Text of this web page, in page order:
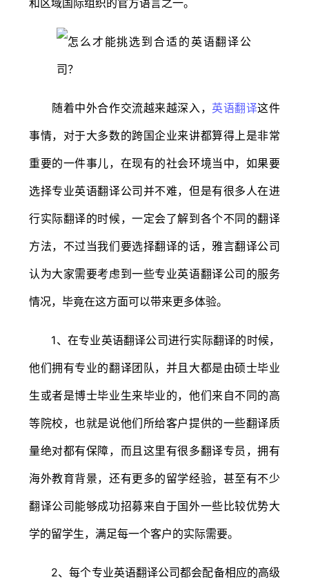
随着中外合作交流越来越深入， 英语翻译这件
事情，对于大多数的跨国企业来讲都算得上是非常
重要的一件事儿，在现有的社会环境当中，如果要
选择专业英语翻译公司并不难，但是有很多人在进
行实际翻译的时候，一定会了解到各个不同的翻译
方法，不过当我们要选择翻译的话，雅言翻译公司
认为大家需要考虑到一些专业英语翻译公司的服务
情况，毕竟在这方面可以带来更多体验。
1、在专业英语翻译公司进行实际翻译的时候，
他们拥有专业的翻译团队，并且大都是由硕士毕业
生或者是博士毕业生来毕业的，他们来自不同的高
等院校，也就是说他们所给客户提供的一些翻译质
量绝对都有保障，而且这里有很多翻译专员，拥有
海外教育背景，还有更多的留学经验，甚至有不少
翻译公司能够成功招募来自于国外一些比较优势大
学的留学生，满足每一个客户的实际需要。
2、每个专业英语翻译公司都会配备相应的高级